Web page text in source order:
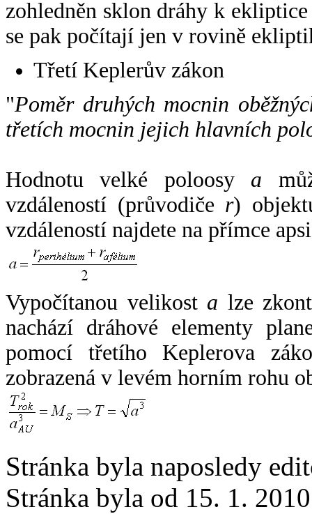
zohledněn sklon dráhy k
se pak počítají jen v rovině
Třetí Keplerův zákon
"Poměr druhých mocnin
třetích mocnin jejich hlavních
Hodnotu velké poloosy a
vzdáleností (průvodiče r)
vzdáleností najdete na přímce
Vypočítanou velikost a lze
nachází dráhové elementy
pomocí třetího Keplerova
zobrazená v levém horním rohu
Stránka byla naposledy
Stránka byla od 15. 1.